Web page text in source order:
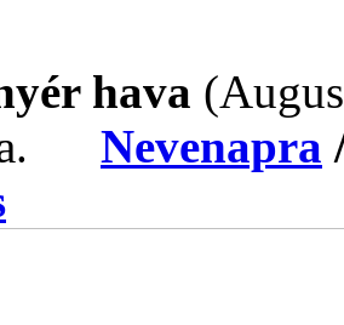
hava
Nevenapra